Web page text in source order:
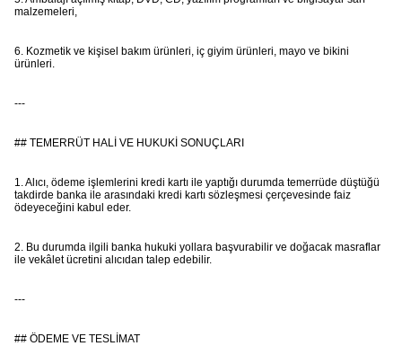
malzemeleri,
6. Kozmetik ve kişisel bakım ürünleri, iç giyim ürünleri, mayo ve bikini
ürünleri.
---
## TEMERRÜT HALİ VE HUKUKİ SONUÇLARI
1. Alıcı, ödeme işlemlerini kredi kartı ile yaptığı durumda temerrüde düştüğü
takdirde banka ile arasındaki kredi kartı sözleşmesi çerçevesinde faiz
ödeyeceğini kabul eder.
2. Bu durumda ilgili banka hukuki yollara başvurabilir ve doğacak masraflar
ile vekâlet ücretini alıcıdan talep edebilir.
---
## ÖDEME VE TESLİMAT